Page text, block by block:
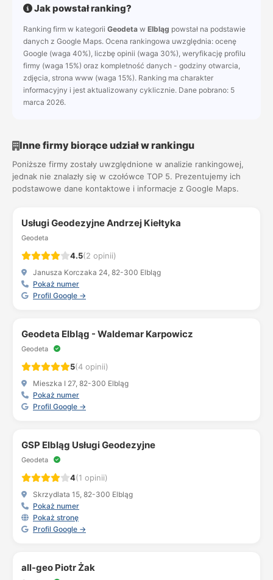
Jak powstał ranking?
Ranking firm w kategorii Geodeta w Elbląg powstał na podstawie
danych z Google Maps. Ocena rankingowa uwzględnia: ocenę
Google (waga 40%), liczbę opinii (waga 30%), weryfikację profilu
firmy (waga 15%) oraz kompletność danych - godziny otwarcia,
zdjęcia, strona www (waga 15%). Ranking ma charakter
informacyjny i jest aktualizowany cyklicznie. Dane pobrano: 5
marca 2026.
Inne firmy biorące udział w rankingu
Poniższe firmy zostały uwzględnione w analizie rankingowej,
jednak nie znalazły się w czołówce TOP 5. Prezentujemy ich
podstawowe dane kontaktowe i informacje z Google Maps.
Usługi Geodezyjne Andrzej Kiełtyka
Geodeta
4.5(2 opinii)
Janusza Korczaka 24, 82-300 Elbląg
Pokaż numer
Profil Google →
Geodeta Elbląg - Waldemar Karpowicz
Geodeta
5(4 opinii)
Mieszka I 27, 82-300 Elbląg
Pokaż numer
Profil Google →
GSP Elbląg Usługi Geodezyjne
Geodeta
4(1 opinii)
Skrzydlata 15, 82-300 Elbląg
Pokaż numer
Pokaż stronę
Profil Google →
all-geo Piotr Żak